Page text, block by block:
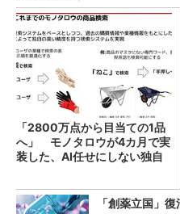
「2800万点から目当ての1品
へ」 モノタロウが4カ月で実
装した、AI任せにしない独自
「創薬立国」